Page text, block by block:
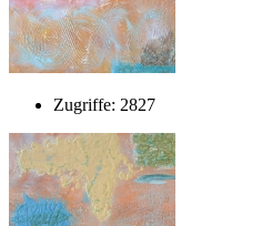
Zugriffe: 2827